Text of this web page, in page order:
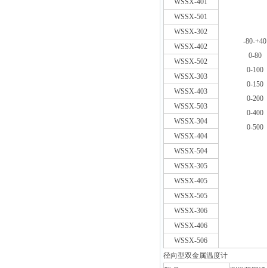
-80-+40
0-80
0-100
0-150
0-200
0-400
0-500
WSSX-401
WSSX-501
WSSX-302
WSSX-402
WSSX-502
WSSX-303
WSSX-403
WSSX-503
WSSX-304
WSSX-404
WSSX-504
WSSX-305
WSSX-405
WSSX-505
WSSX-306
WSSX-406
WSSX-506
径向型双金属温度计